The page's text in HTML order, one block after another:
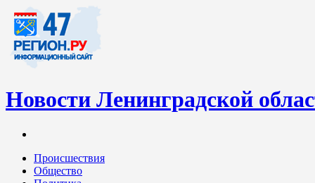
Новости Ленинградской
Ленинградских новостей обновляется регулярно. Мы
Происшествия
Общество